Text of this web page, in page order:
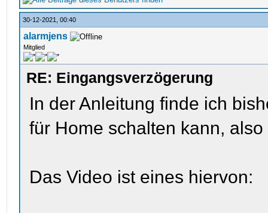
30-12-2021, 00:40
alarmjens
Mitglied
RE: Eingangsverzögerung
In der Anleitung finde ich
für Home schalten kann,
Das Video ist eines hiervon: